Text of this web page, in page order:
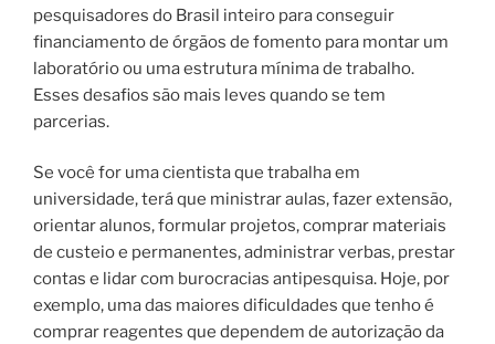
pesquisadores do Brasil inteiro para conseguir
financiamento de órgãos de fomento para montar um
laboratório ou uma estrutura mínima de trabalho.
Esses desafios são mais leves quando se tem
parcerias.
Se você for uma cientista que trabalha em
universidade, terá que ministrar aulas, fazer extensão,
orientar alunos, formular projetos, comprar materiais
de custeio e permanentes, administrar verbas, prestar
contas e lidar com burocracias antipesquisa. Hoje, por
exemplo, uma das maiores dificuldades que tenho é
comprar reagentes que dependem de autorização da